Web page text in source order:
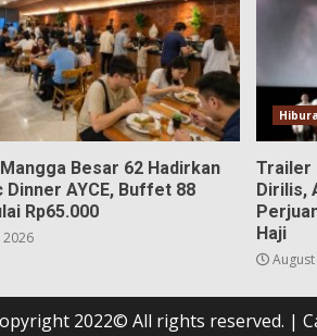
Besar 62 Hadirkan
Dinner AYCE, Buffet 88
Rp65.000
2026
Trailer
Dirilis,
Haji
August
2022© All rights reserved. |